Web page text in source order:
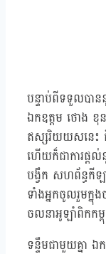
បន្ទាប់ពីទទួលបា
ឯកឧត្ដម ថោង ខុន
ឥស្សរិយយសនេះ គឺ
ហើយក៏ជាការផ្ដ
បង្វឹក សហព័ន្ធកី
ទាំងអ្នកចូលរួមក្
ចលនាអូឡាំពិកកម្
ទន្ទឹមជាមួយគ្នា ឯ